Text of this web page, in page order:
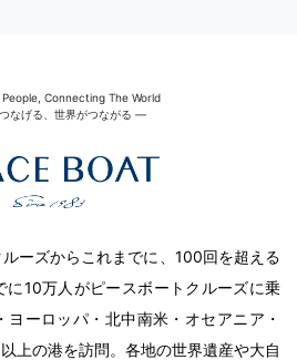
Connecting The World
なげる、世界がつながる ―
ーズからこれまでに、100回を超える
に10万人がピースボートクルーズに乗
ーロッパ・北中南米・オセアニア・
上の港を訪問。各地の世界遺産や大自